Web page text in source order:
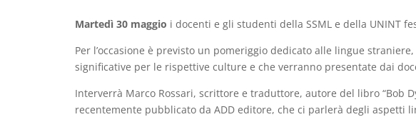
Martedì 30 maggio i docenti e gli studenti della SSML e della UNINT
Per l’occasione è previsto un pomeriggio dedicato alle lingue
significative per le rispettive culture e che verranno presentate dai
Interverrà Marco Rossari, scrittore e traduttore, autore del libro “Bob
recentemente pubblicato da ADD editore, che ci parlerà degli aspetti